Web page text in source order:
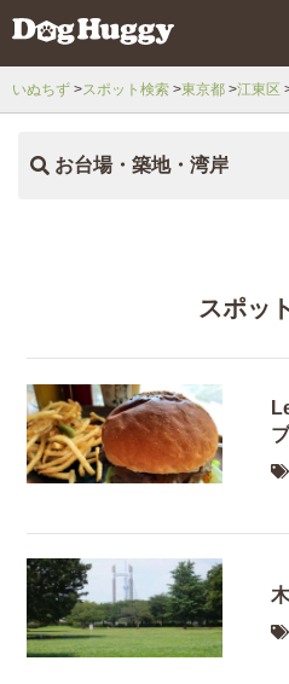
いぬちず スポット検索 東京都 江東区
お台場・築地・湾岸
スポッ